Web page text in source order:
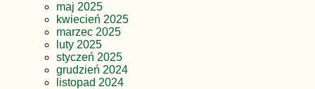
maj 2025
kwiecień 2025
marzec 2025
luty 2025
styczeń 2025
grudzień 2024
listopad 2024